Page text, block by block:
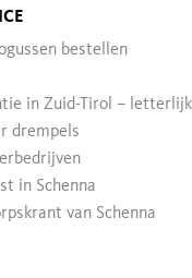
bestellen
in Zuid-Tirol – letterlijk
drempels
in Schenna
van Schenna